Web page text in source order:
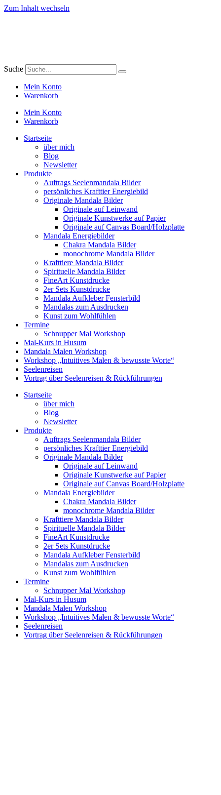
Zum Inhalt wechseln
Suche
Mein Konto
Warenkorb
Mein Konto
Warenkorb
Startseite
über mich
Blog
Newsletter
Produkte
Auftrags Seelenmandala Bilder
persönliches Krafttier Energiebild
Originale Mandala Bilder
Originale auf Leinwand
Originale Kunstwerke auf Papier
Originale auf Canvas Board/Holzplatte
Mandala Energiebilder
Chakra Mandala Bilder
monochrome Mandala Bilder
Krafttiere Mandala Bilder
Spirituelle Mandala Bilder
FineArt Kunstdrucke
2er Sets Kunstdrucke
Mandala Aufkleber Fensterbild
Mandalas zum Ausdrucken
Kunst zum Wohlfühlen
Termine
Schnupper Mal Workshop
Mal-Kurs in Husum
Mandala Malen Workshop
Workshop „Intuitives Malen & bewusste Worte“
Seelenreisen
Vortrag über Seelenreisen & Rückführungen
Startseite
über mich
Blog
Newsletter
Produkte
Auftrags Seelenmandala Bilder
persönliches Krafttier Energiebild
Originale Mandala Bilder
Originale auf Leinwand
Originale Kunstwerke auf Papier
Originale auf Canvas Board/Holzplatte
Mandala Energiebilder
Chakra Mandala Bilder
monochrome Mandala Bilder
Krafttiere Mandala Bilder
Spirituelle Mandala Bilder
FineArt Kunstdrucke
2er Sets Kunstdrucke
Mandala Aufkleber Fensterbild
Mandalas zum Ausdrucken
Kunst zum Wohlfühlen
Termine
Schnupper Mal Workshop
Mal-Kurs in Husum
Mandala Malen Workshop
Workshop „Intuitives Malen & bewusste Worte“
Seelenreisen
Vortrag über Seelenreisen & Rückführungen